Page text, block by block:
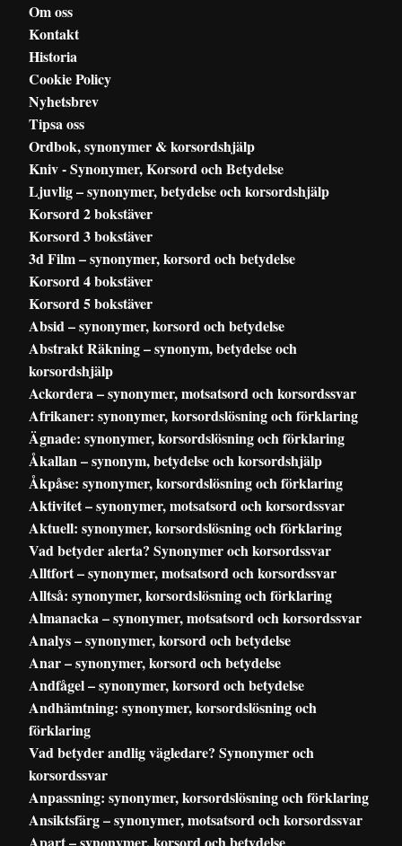
Om oss
Kontakt
Historia
Cookie Policy
Nyhetsbrev
Tipsa oss
Ordbok, synonymer & korsordshjälp
Kniv - Synonymer, Korsord och Betydelse
Ljuvlig – synonymer, betydelse och korsordshjälp
Korsord 2 bokstäver
Korsord 3 bokstäver
3d Film – synonymer, korsord och betydelse
Korsord 4 bokstäver
Korsord 5 bokstäver
Absid – synonymer, korsord och betydelse
Abstrakt Räkning – synonym, betydelse och
korsordshjälp
Ackordera – synonymer, motsatsord och korsordssvar
Afrikaner: synonymer, korsordslösning och förklaring
Ägnade: synonymer, korsordslösning och förklaring
Åkallan – synonym, betydelse och korsordshjälp
Åkpåse: synonymer, korsordslösning och förklaring
Aktivitet – synonymer, motsatsord och korsordssvar
Aktuell: synonymer, korsordslösning och förklaring
Vad betyder alerta? Synonymer och korsordssvar
Alltfort – synonymer, motsatsord och korsordssvar
Alltså: synonymer, korsordslösning och förklaring
Almanacka – synonymer, motsatsord och korsordssvar
Analys – synonymer, korsord och betydelse
Anar – synonymer, korsord och betydelse
Andfågel – synonymer, korsord och betydelse
Andhämtning: synonymer, korsordslösning och
förklaring
Vad betyder andlig vägledare? Synonymer och
korsordssvar
Anpassning: synonymer, korsordslösning och förklaring
Ansiktsfärg – synonymer, motsatsord och korsordssvar